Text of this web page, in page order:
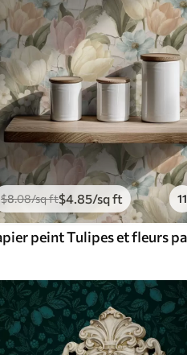
$8.08/sq ft$4.85/sq ft 11